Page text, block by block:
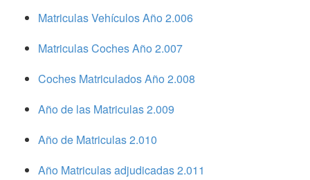
Matriculas Vehículos Año 2.006
Matriculas Coches Año 2.007
Coches Matriculados Año 2.008
Año de las Matriculas 2.009
Año de Matriculas 2.010
Año Matriculas adjudicadas 2.011